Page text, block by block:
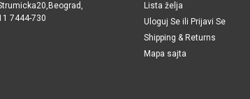
7444-730
Lista želja
Uloguj Se ili Prijavi Se
Shipping & Returns
Mapa sajta